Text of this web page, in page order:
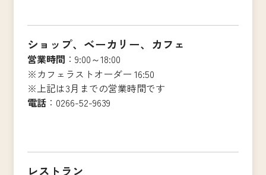
ショップ、ベーカリー、カフェ
営業時間 ：9:00～18:00
※カフェラストオーダー 16:50
※上記は3月までの営業時間です
電話：0266-52-9639
レストラン